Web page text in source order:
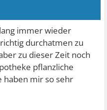
immer wieder
durchatmen zu
zu dieser Zeit noch
pflanzliche
haben mir so sehr